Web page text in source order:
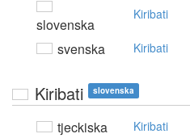
slovenska
Kiribati
svenska Kiribati
Kiribati slovenska
tjeckiska Kiribati